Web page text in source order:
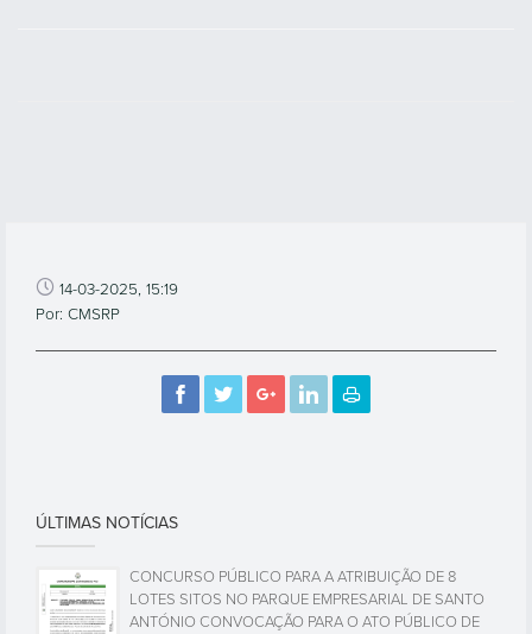
14-03-2025, 15:19
Por: CMSRP
ÚLTIMAS NOTÍCIAS
CONCURSO PÚBLICO PARA A ATRIBUIÇÃO DE 8
LOTES SITOS NO PARQUE EMPRESARIAL DE SANTO
ANTÓNIO CONVOCAÇÃO PARA O ATO PÚBLICO DE